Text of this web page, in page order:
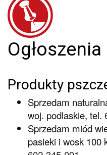
Produkty
Sprzedam
woj. podlaskie, tel.
Sprzedam miód
pasieki i wosk 100